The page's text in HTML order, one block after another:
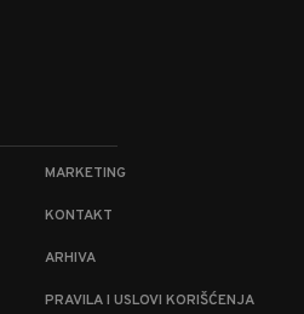
MARKETING
KONTAKT
ARHIVA
PRAVILA I USLOVI KORIŠĆENJA